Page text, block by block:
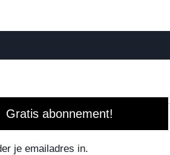
Gratis abonnement!
je emailadres in.